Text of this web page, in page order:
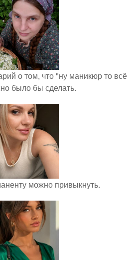
о том, что "ну маникюр то всё
было бы сделать.
можно привыкнуть.